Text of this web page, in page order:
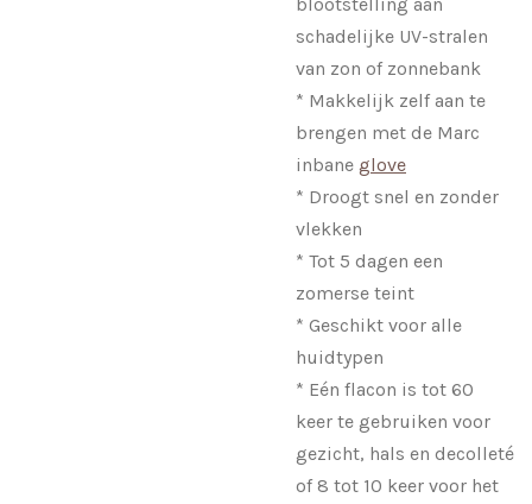
schadelijke UV-stralen
van zon of zonnebank
* Makkelijk zelf aan te
brengen met de Marc
inbane glove
* Droogt snel en zonder
vlekken
* Tot 5 dagen een
zomerse teint
* Geschikt voor alle
huidtypen
* Eén flacon is tot 60
keer te gebruiken voor
gezicht, hals en decolleté
of 8 tot 10 keer voor het